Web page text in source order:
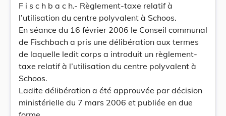
F i s c h b a c h.- Règlement-taxe relatif à
l’utilisation du centre polyvalent à Schoos.
En séance du 16 février 2006 le Conseil communal
de Fischbach a pris une délibération aux termes
de laquelle ledit corps a introduit un règlement-
taxe relatif à l’utilisation du centre polyvalent à
Schoos.
Ladite délibération a été approuvée par décision
ministérielle du 7 mars 2006 et publiée en due